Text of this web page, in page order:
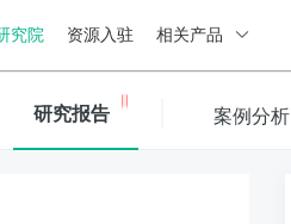
究院 资源入驻 相关产品
研究报告 案例分析